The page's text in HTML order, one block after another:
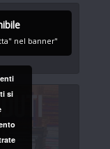
nel banner"
si